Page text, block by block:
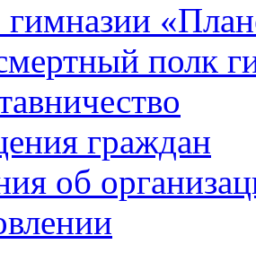
полк
граждан
об